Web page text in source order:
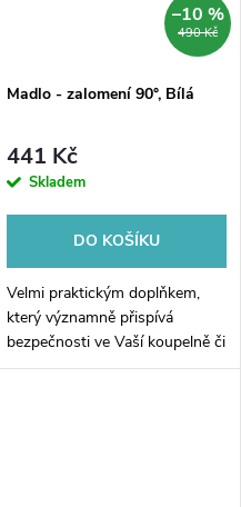
490 Kč
–10 %
Madlo - zalomení 90°, Bílá
441 Kč
Skladem
DO KOŠÍKU
Velmi praktickým doplňkem,
který významně přispívá
bezpečnosti ve Vaší koupelně či
toaletě je koupelnové madlo.